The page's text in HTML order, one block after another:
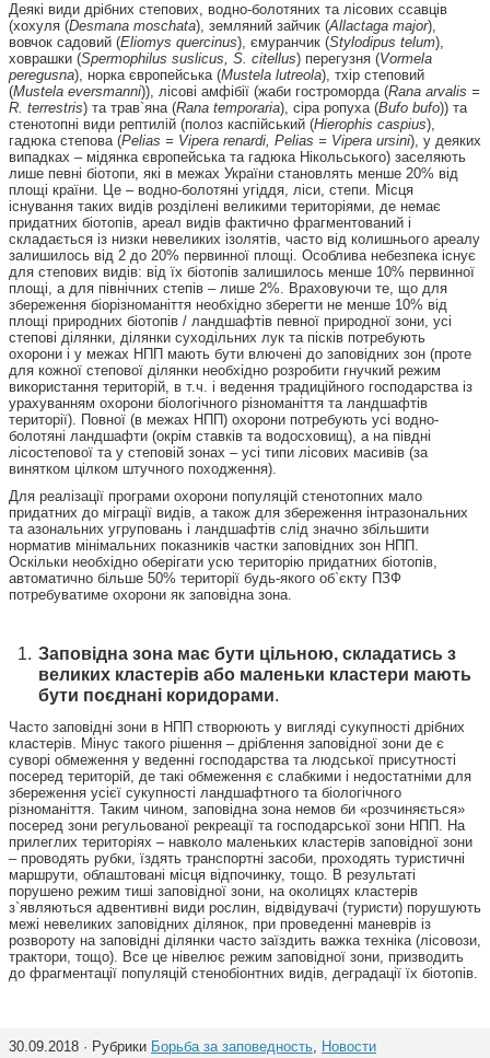
Деякі види дрібних степових, водно-болотяних та лісових ссавців
(хохуля (Desmana moschata), земляний зайчик (Allactaga major),
вовчок садовий (Eliomys quercinus), ємуранчик (Stylodipus telum),
ховрашки (Spermophilus suslicus, S. citellus) перегузня (Vormela
peregusna), норка європейська (Mustela lutreola), тхір степовий
(Mustela eversmanni)), лісові амфібії (жаби гостроморда (Rana arvalis =
R. terrestris) та трав`яна (Rana temporaria), сіра ропуха (Bufo bufo)) та
стенотопні види рептилій (полоз каспійський (Hierophis caspius),
гадюка степова (Pelias = Vipera renardi, Pelias = Vipera ursini), у деяких
випадках – мідянка європейська та гадюка Нікольського) заселяють
лише певні біотопи, які в межах України становлять менше 20% від
площі країни. Це – водно-болотяні угіддя, ліси, степи. Місця
існування таких видів розділені великими територіями, де немає
придатних біотопів, ареал видів фактично фрагментований і
складається із низки невеликих ізолятів, часто від колишнього ареалу
залишилось від 2 до 20% первинної площі. Особлива небезпека існує
для степових видів: від їх біотопів залишилось менше 10% первинної
площі, а для північних степів – лише 2%. Враховуючи те, що для
збереження біорізноманіття необхідно зберегти не менше 10% від
площі природних біотопів / ландшафтів певної природної зони, усі
степові ділянки, ділянки суходільних лук та пісків потребують
охорони і у межах НПП мають бути влючені до заповідних зон (проте
для кожної степової ділянки необхідно розробити гнучкий режим
використання територій, в т.ч. і ведення традиційного господарства із
урахуванням охорони біологічного різноманіття та ландшафтів
території). Повної (в межах НПП) охорони потребують усі водно-
болотяні ландшафти (окрім ставків та водосховищ), а на півдні
лісостепової та у степовій зонах – усі типи лісових масивів (за
винятком цілком штучного походження).
Для реалізації програми охорони популяцій стенотопних мало
придатних до міграції видів, а також для збереження інтразональних
та азональних угруповань і ландшафтів слід значно збільшити
норматив мінімальних показників частки заповідних зон НПП.
Оскільки необхідно оберігати усю територію придатних біотопів,
автоматично більше 50% території будь-якого об`єкту ПЗФ
потребуватиме охорони як заповідна зона.
Заповідна зона має бути цільною, складатись з
великих кластерів або маленьки кластери мають
бути поєднані коридорами.
Часто заповідні зони в НПП створюють у вигляді сукупності дрібних
кластерів. Мінус такого рішення – дріблення заповідної зони де є
суворі обмеження у веденні господарства та людської присутності
посеред територій, де такі обмеження є слабкими і недостатніми для
збереження усієї сукупності ландшафтного та біологічного
різноманіття. Таким чином, заповідна зона немов би «розчиняється»
посеред зони регульованої рекреації та господарської зони НПП. На
прилеглих територіях – навколо маленьких кластерів заповідної зони
– проводять рубки, їздять транспортні засоби, проходять туристичні
маршрути, облаштовані місця відпочинку, тощо. В результаті
порушено режим тиші заповідної зони, на околицях кластерів
з`являються адвентивні види рослин, відвідувачі (туристи) порушують
межі невеликих заповідних ділянок, при проведенні маневрів із
розвороту на заповідні ділянки часто заїздить важка техніка (лісовози,
трактори, тощо). Все це нівелює режим заповідної зони, призводить
до фрагментації популяцій стенобіонтних видів, деградації їх біотопів.
30.09.2018 · Рубрики Борьба за заповедность, Новости